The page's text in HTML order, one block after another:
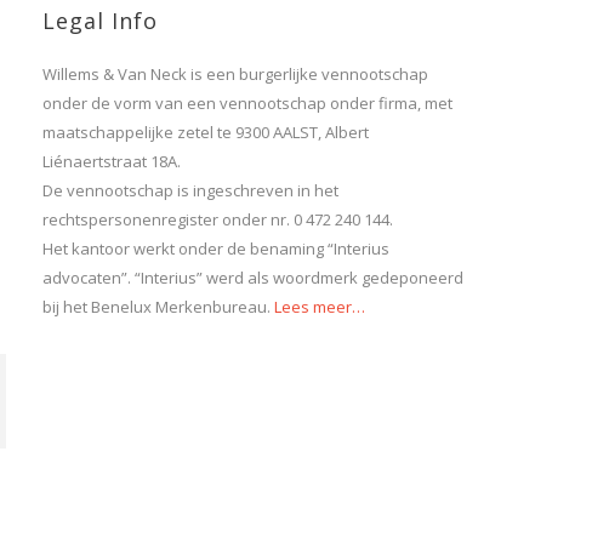
Legal Info
Willems & Van Neck is een burgerlijke vennootschap
onder de vorm van een vennootschap onder firma, met
maatschappelijke zetel te 9300 AALST, Albert
Liénaertstraat 18A.
De vennootschap is ingeschreven in het
rechtspersonenregister onder nr. 0 472 240 144.
Het kantoor werkt onder de benaming “Interius
advocaten”. “Interius” werd als woordmerk gedeponeerd
bij het Benelux Merkenbureau. Lees meer…